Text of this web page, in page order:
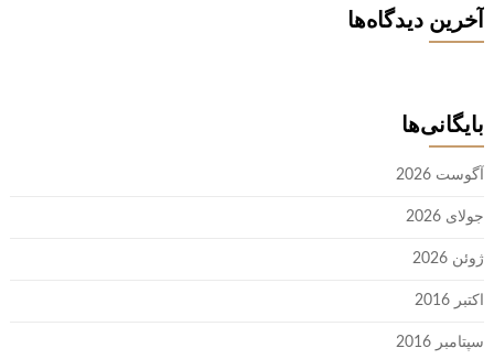
آخرین دیدگاه‌ها
بایگانی‌ها
آگوست 2026
جولای 2026
ژوئن 2026
اکتبر 2016
سپتامبر 2016